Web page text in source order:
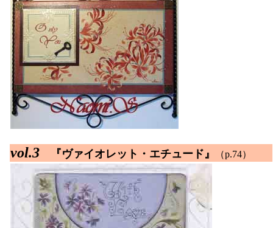
vol.3 『ヴァイオレット・エチュード』 （p.74）